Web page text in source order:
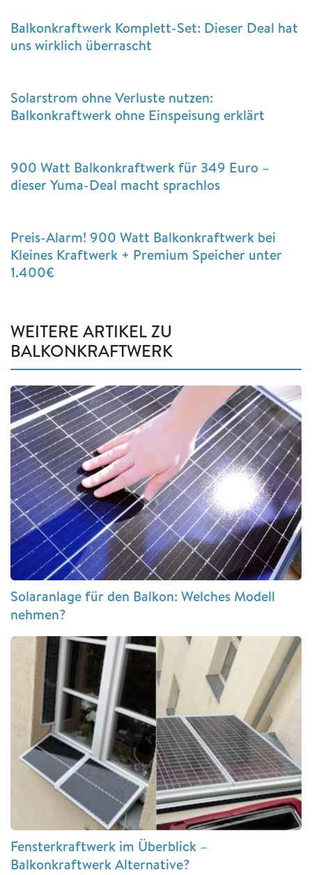
Balkonkraftwerk Komplett-Set: Dieser Deal hat
uns wirklich überrascht
Solarstrom ohne Verluste nutzen:
Balkonkraftwerk ohne Einspeisung erklärt
900 Watt Balkonkraftwerk für 349 Euro –
dieser Yuma-Deal macht sprachlos
Preis-Alarm! 900 Watt Balkonkraftwerk bei
Kleines Kraftwerk + Premium Speicher unter
1.400€
WEITERE ARTIKEL ZU
BALKONKRAFTWERK
Solaranlage für den Balkon: Welches Modell
nehmen?
Fensterkraftwerk im Überblick –
Balkonkraftwerk Alternative?